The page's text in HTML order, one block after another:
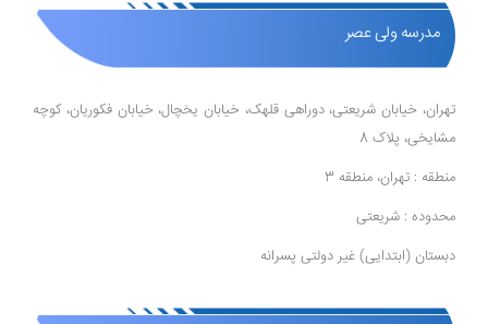
مدرسه ولی عصر
تهران، خیابان شریعتی، دوراهی قلهک، خیابان یخچال، خیابان فکوریان، کوچه
مشایخی، پلاک 8
منطقه : تهران، منطقه 3
محدوده : شریعتی
دبستان (ابتدایی) غیر دولتی پسرانه